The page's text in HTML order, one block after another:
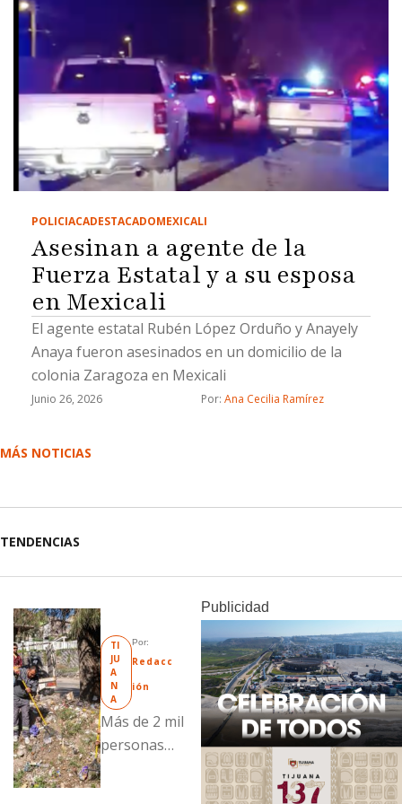
POLICIACADESTACADOMEXICALI
Asesinan a agente de la
Fuerza Estatal y a su esposa
en Mexicali
El agente estatal Rubén López Orduño y Anayely
Anaya fueron asesinados en un domicilio de la
colonia Zaragoza en Mexicali
Junio 26, 2026 Por: Ana Cecilia Ramírez
MÁS NOTICIAS
TENDENCIAS
TI
JU
A
N
A
Por:
Redacc
ión
Más de 2 mil
personas
Publicidad